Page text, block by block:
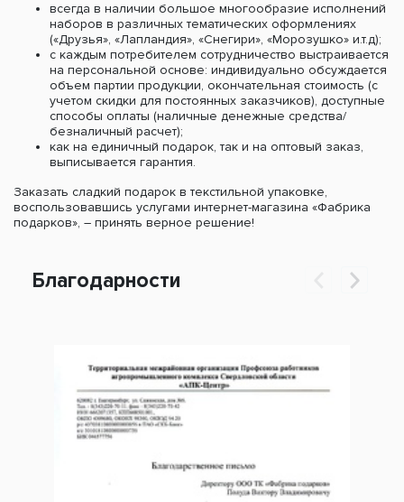
всегда в наличии большое многообразие исполнений
наборов в различных тематических оформлениях
(«Друзья», «Лапландия», «Снегири», «Морозушко» и.т.д);
с каждым потребителем сотрудничество выстраивается
на персональной основе: индивидуально обсуждается
объем партии продукции, окончательная стоимость (с
учетом скидки для постоянных заказчиков), доступные
способы оплаты (наличные денежные средства/
безналичный расчет);
как на единичный подарок, так и на оптовый заказ,
выписывается гарантия.
Заказать сладкий подарок в текстильной упаковке,
воспользовавшись услугами интернет-магазина «Фабрика
подарков», – принять верное решение!
Благодарности